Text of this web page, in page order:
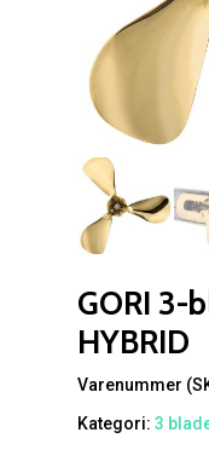
GORI 3-
HYBRID
Varenummer
Kategori: 3